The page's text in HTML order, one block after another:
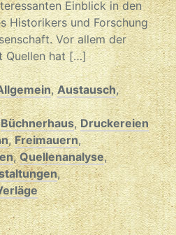
Einblick in den
Historikers und Forschung
Vor allem der
Quellen hat […]
,Austausch,
Büchnerhaus,Druckereien
,Freimauern,
,Quellenanalyse,
,